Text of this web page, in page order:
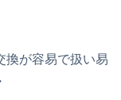
換が容易で扱い易